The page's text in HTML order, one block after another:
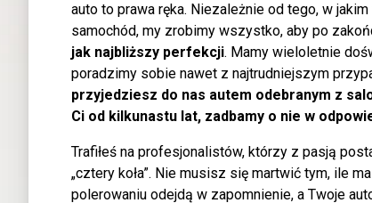
auto to prawa ręka. Niezależnie od tego, w
samochód, my zrobimy wszystko, aby po
jak najbliższy perfekcji. Mamy wieloletnie
poradzimy sobie nawet z najtrudniejszym
przyjedziesz do nas autem odebranym z
Ci od kilkunastu lat, zadbamy o nie w
Trafiłeś na profesjonalistów, którzy z pasją
„cztery koła”. Nie musisz się martwić tym, ile
polerowaniu odejdą w zapomnienie, a Twoje